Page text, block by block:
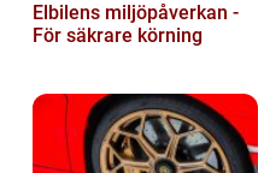
Elbilens miljöpåverkan -
För säkrare körning